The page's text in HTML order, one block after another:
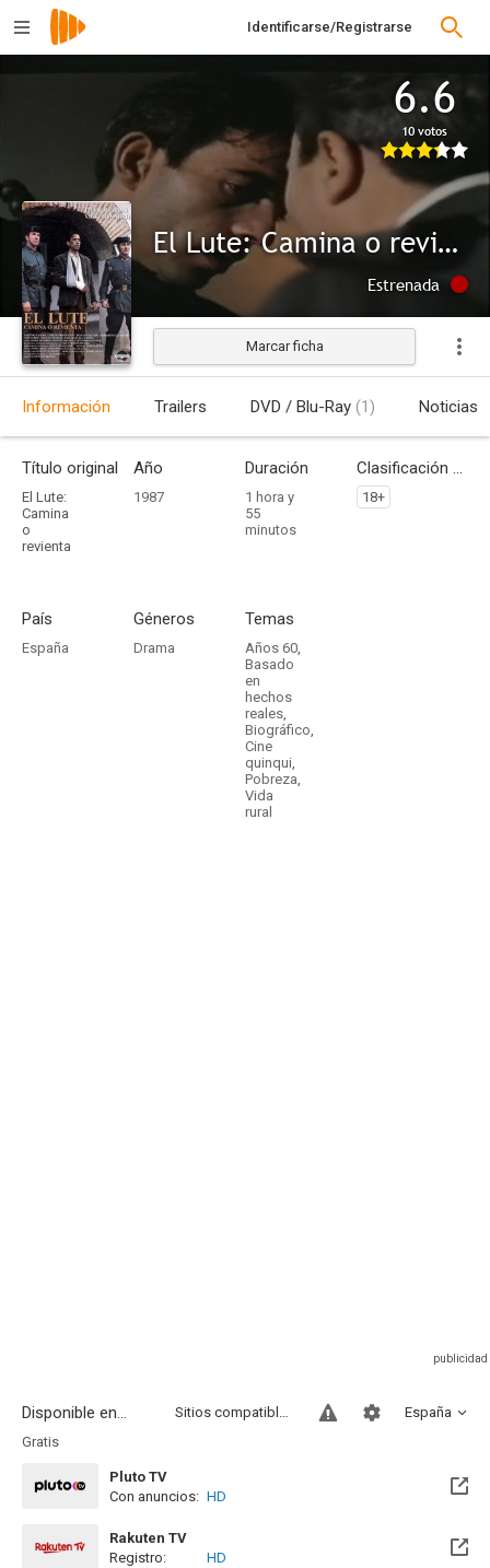
Identificarse/Registrarse
6.6
10 votos
El Lute: Camina o revienta
Estrenada
Marcar ficha
Información Trailers DVD / Blu-Ray (1) Noticias
Título original
El Lute:
Camina
o
revienta
Año
1987
Duración
1 hora y
55
minutos
Clasificación por edades
18+
País
España
Géneros
Drama
Temas
Años 60,
Basado
en
hechos
reales,
Biográfico,
Cine
quinqui,
Pobreza,
Vida
rural
Disponible en... España
Sitios compatibles
Gratis
Pluto TV
Con anuncios: HD
Rakuten TV
Registro:
HD